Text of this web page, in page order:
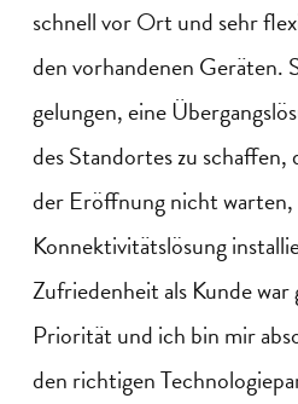
schnell vor Ort und sehr
den vorhandenen Geräten.
gelungen, eine
des Standortes zu
der Eröffnung nicht warten,
Konnektivitätslösung
Zufriedenheit als Kunde
Priorität und ich bin mir
den richtigen